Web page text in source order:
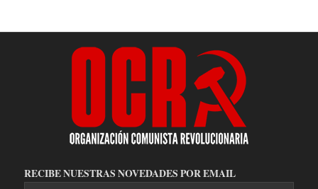
RECIBE NUESTRAS NOVEDADES POR EMAIL